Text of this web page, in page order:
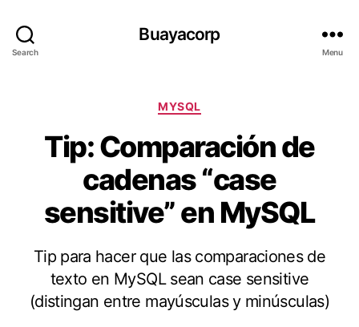
Search
Buayacorp
Menu
Categories
MYSQL
Tip: Comparación de
cadenas “case
sensitive” en MySQL
Tip para hacer que las comparaciones de
texto en MySQL sean case sensitive
(distingan entre mayúsculas y minúsculas)